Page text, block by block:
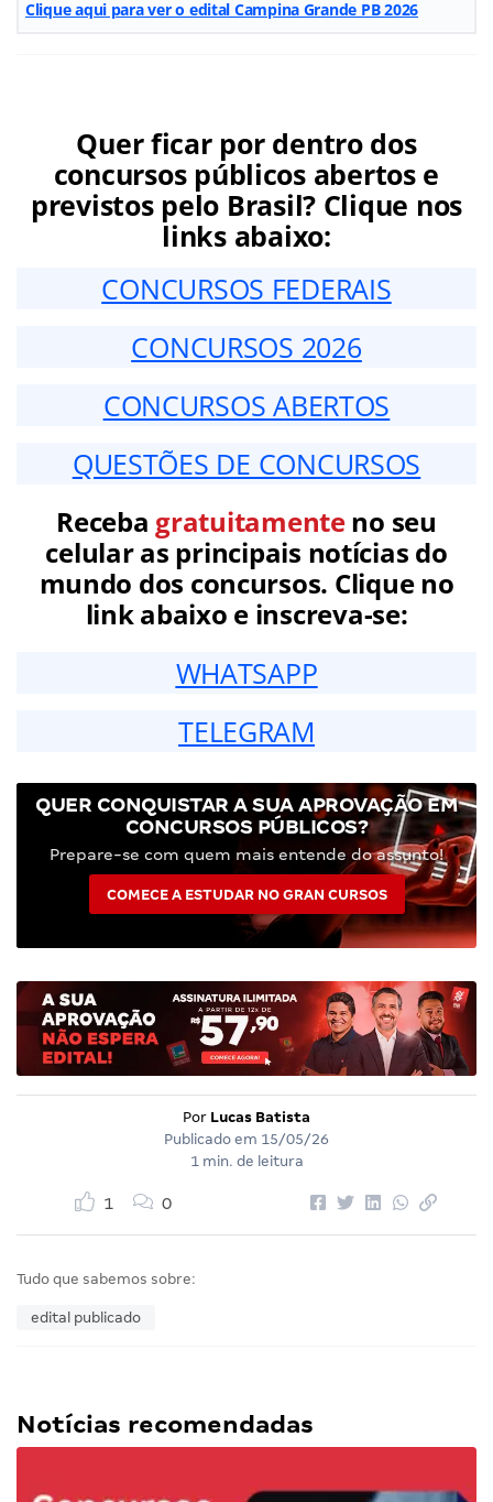
Clique aqui para ver o edital Campina Grande PB 2026
Quer ficar por dentro dos
concursos públicos abertos e
previstos pelo Brasil? Clique nos
links abaixo:
CONCURSOS FEDERAIS
CONCURSOS 2026
CONCURSOS ABERTOS
QUESTÕES DE CONCURSOS
Receba gratuitamenteno seu
celular as principais notícias do
mundo dos concursos. Clique no
link abaixo e inscreva-se:
WHATSAPP
TELEGRAM
QUER CONQUISTAR A SUA APROVAÇÃO EM
CONCURSOS PÚBLICOS?
Prepare-se com quem mais entende do assunto!
COMECE A ESTUDAR NO GRAN CURSOS
Por Lucas Batista
Publicado em 15/05/26
1 min. de leitura
1 0
Tudo que sabemos sobre:
edital publicado
Notícias recomendadas